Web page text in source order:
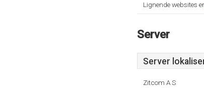
Lignende websites er
Server
Server
Zitcom A S